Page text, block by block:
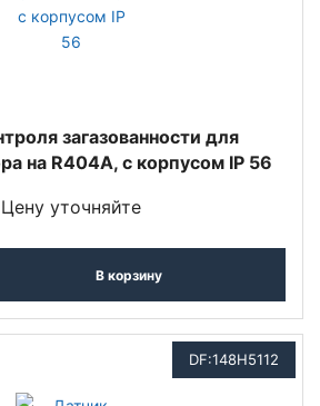
загазованности для
на R404A, с корпусом IP 56
Цену уточняйте
В корзину
DF:148H5112